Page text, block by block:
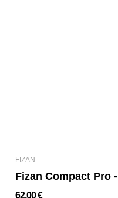
FIZAN
Fizan Compact Pro
62,00 €